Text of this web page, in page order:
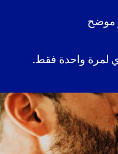
موضح
لمرة واحدة فقط.